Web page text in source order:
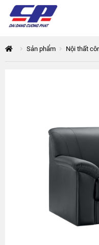
Sản phẩm Nội thất